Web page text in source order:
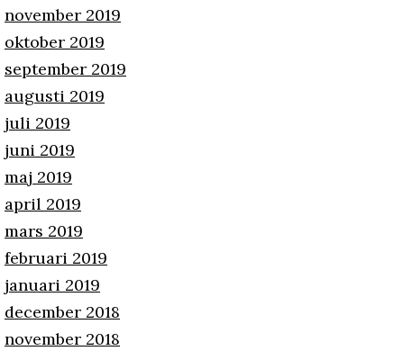
november 2019
oktober 2019
september 2019
augusti 2019
juli 2019
juni 2019
maj 2019
april 2019
mars 2019
februari 2019
januari 2019
december 2018
november 2018